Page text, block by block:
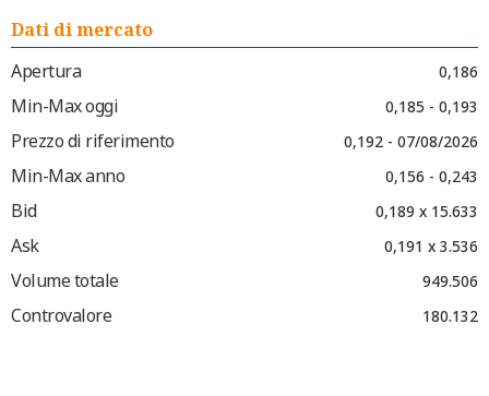
Dati di mercato
Apertura
0,186
Min-Max oggi 0,185 - 0,193
Prezzo di riferimento 0,192 - 07/08/2026
Min-Max anno 0,156 - 0,243
Bid 0,189 x 15.633
Ask 0,191 x 3.536
Volume totale 949.506
Controvalore 180.132